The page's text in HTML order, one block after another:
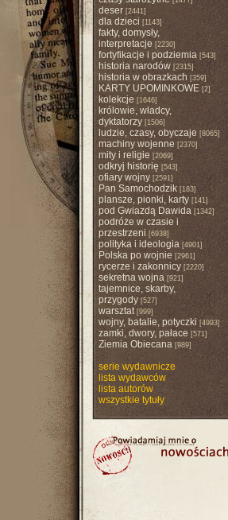
deser[2441]
dla dzieci [1143]
fakty, domysły,
interpretacje [2230]
fortyfikacje i podziemia[543]
historia narodów[2315]
historia w obrazkach [359]
KARTY UPOMINKOWE[2]
kolekcje [1646]
królowie, władcy,
dyktatorzy[1506]
ludzie, czasy, obyczaje [8065]
machiny wojenne [2370]
mity i religie [2069]
odkryj historię[543]
ofiary wojny[2591]
Pan Samochodzik[183]
plansze, pionki, karty[141]
pod Gwiazdą Dawida[1342]
podróże w czasie i
przestrzeni [6938]
polityka i ideologia[4901]
Polska po wojnie [2961]
rycerze i zakonnicy[2220]
sekretna wojna[921]
tajemnice, skarby,
przygody[527]
warsztat[999]
wojny, batalie, potyczki [4993]
zamki, dwory, pałace [571]
Ziemia Obiecana[989]
serie wydawnicze
lista wydawców
lista autorów
wszystkie tytuły